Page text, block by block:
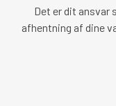
Det er dit ansvar
afhentning af dine